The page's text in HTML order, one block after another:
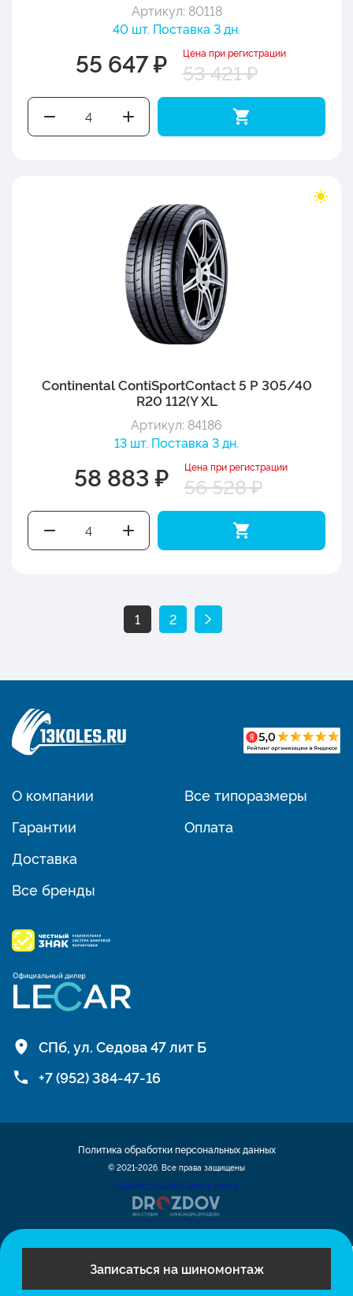
Записаться на шиномонтаж
Артикул: 80118
40 шт. Поставка 3 дн.
55 647 ₽ Цена при регистрации
53 421 ₽
Continental ContiSportContact 5 P 305/40
R20 112(Y XL
Артикул: 84186
13 шт. Поставка 3 дн.
58 883 ₽ Цена при регистрации
56 528 ₽
1 2
О компании
Гарантии
Доставка
Все бренды
Все типоразмеры
Оплата
СПб, ул. Седова 47 лит Б
+7 (952) 384-47-16
© 2021-2026. Все права защищены
Разработка сайта шин и дисков
Политика обработки персональных данных